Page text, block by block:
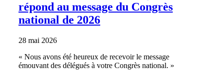
répond au message du Congrès
national de 2026
28 mai 2026
« Nous avons été heureux de recevoir le message
émouvant des délégués à votre Congrès national. »